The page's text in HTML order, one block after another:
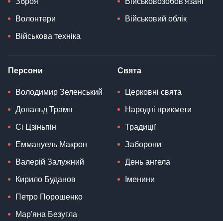
Волонтери
Військова техніка
Військовий облік
Персони
Володимир Зеленський
Дональд Трамп
Сі Цзіньпін
Еммануель Макрон
Валерій Залужний
Кирило Буданов
Петро Порошенко
Мар'яна Безугла
Свята
Церковні свята
Народні прикмети
Традиції
Заборони
День ангела
Іменини